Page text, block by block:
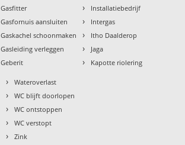
Gasfitter
Gasfornuis aansluiten
Gaskachel schoonmaken
Gasleiding verleggen
Geberit
› Installatiebedrijf
› Intergas
› Itho Daalderop
› Jaga
› Kapotte riolering
› Wateroverlast
› WC blijft doorlopen
› WC ontstoppen
› WC verstopt
› Zink